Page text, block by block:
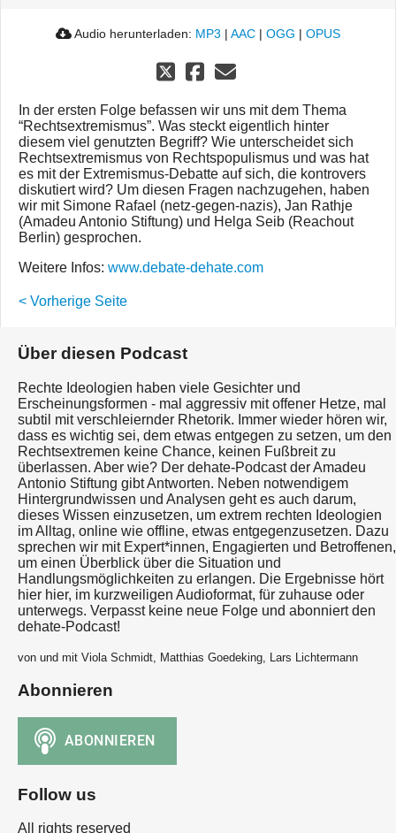
Audio herunterladen: MP3 | AAC | OGG | OPUS
In der ersten Folge befassen wir uns mit dem Thema
“Rechtsextremismus”. Was steckt eigentlich hinter
diesem viel genutzten Begriff? Wie unterscheidet sich
Rechtsextremismus von Rechtspopulismus und was hat
es mit der Extremismus-Debatte auf sich, die kontrovers
diskutiert wird? Um diesen Fragen nachzugehen, haben
wir mit Simone Rafael (netz-gegen-nazis), Jan Rathje
(Amadeu Antonio Stiftung) und Helga Seib (Reachout
Berlin) gesprochen.
Weitere Infos: www.debate-dehate.com
< Vorherige Seite
Über diesen Podcast
Rechte Ideologien haben viele Gesichter und
Erscheinungsformen - mal aggressiv mit offener Hetze, mal
subtil mit verschleiernder Rhetorik. Immer wieder hören wir,
dass es wichtig sei, dem etwas entgegen zu setzen, um den
Rechtsextremen keine Chance, keinen Fußbreit zu
überlassen. Aber wie? Der dehate-Podcast der Amadeu
Antonio Stiftung gibt Antworten. Neben notwendigem
Hintergrundwissen und Analysen geht es auch darum,
dieses Wissen einzusetzen, um extrem rechten Ideologien
im Alltag, online wie offline, etwas entgegenzusetzen. Dazu
sprechen wir mit Expert*innen, Engagierten und Betroffenen,
um einen Überblick über die Situation und
Handlungsmöglichkeiten zu erlangen. Die Ergebnisse hört
hier hier, im kurzweiligen Audioformat, für zuhause oder
unterwegs. Verpasst keine neue Folge und abonniert den
dehate-Podcast!
von und mit Viola Schmidt, Matthias Goedeking, Lars Lichtermann
Abonnieren
Follow us
All rights reserved